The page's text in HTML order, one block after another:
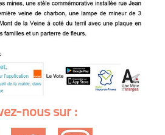
nous sur :